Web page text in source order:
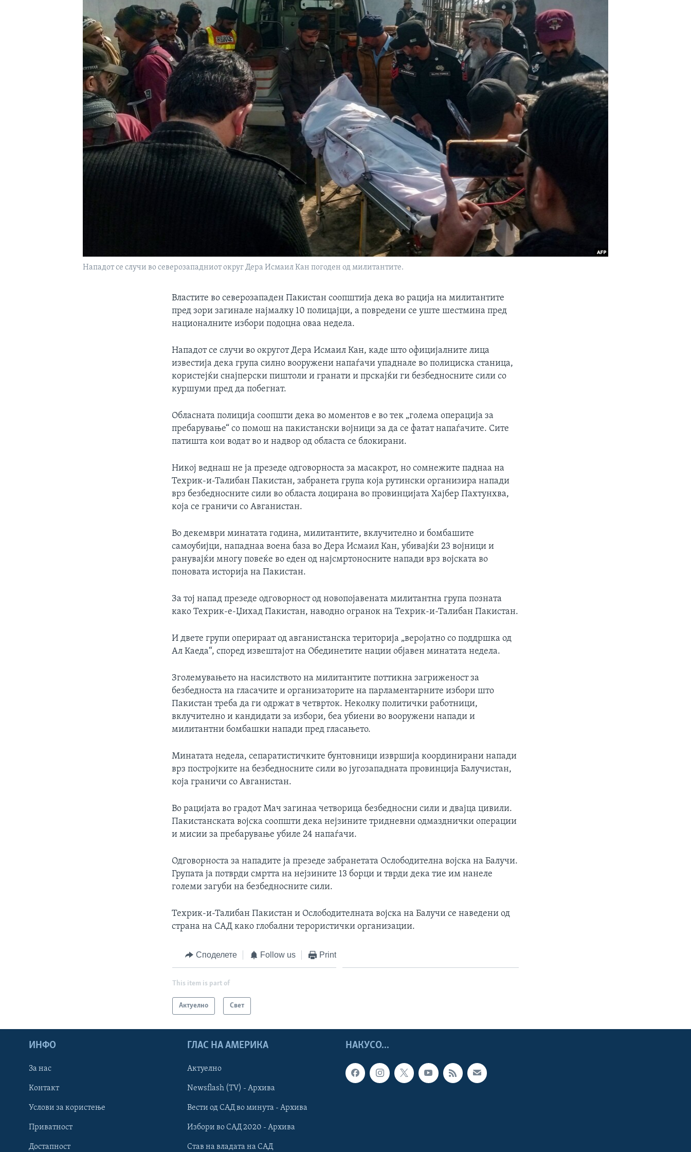
Learning English
НАКУСО...
Нападот се случи во северозападниот округ Дера Исмаил Кан погоден од милитантите.
Властите во северозападен Пакистан соопштија дека во рација на милитантите
пред зори загинале најмалку 10 полицајци, а повредени се уште шестмина пред
националните избори подоцна оваа недела.
Нападот се случи во округот Дера Исмаил Кан, каде што официјалните лица
известија дека група силно вооружени напаѓачи упаднале во полициска станица,
користејќи снајперски пиштоли и гранати и прскајќи ги безбедносните сили со
куршуми пред да побегнат.
Обласната полиција соопшти дека во моментов е во тек „голема операција за
пребарување“ со помош на пакистански војници за да се фатат напаѓачите. Сите
патишта кои водат во и надвор од областа се блокирани.
Никој веднаш не ја презеде одговорноста за масакрот, но сомнежите паднаа на
Техрик-и-Талибан Пакистан, забранета група која рутински организира напади
врз безбедносните сили во областа лоцирана во провинцијата Хајбер Пахтунхва,
која се граничи со Авганистан.
Во декември минатата година, милитантите, вклучително и бомбашите
самоубијци, нападнаа воена база во Дера Исмаил Кан, убивајќи 23 војници и
ранувајќи многу повеќе во еден од најсмртоносните напади врз војската во
поновата историја на Пакистан.
За тој напад презеде одговорност од новопојавената милитантна група позната
како Техрик-е-Џихад Пакистан, наводно огранок на Техрик-и-Талибан Пакистан.
И двете групи оперираат од авганистанска територија „веројатно со поддршка од
Ал Каеда“, според извештајот на Обединетите нации објавен минатата недела.
Зголемувањето на насилството на милитантите поттикна загриженост за
безбедноста на гласачите и организаторите на парламентарните избори што
Пакистан треба да ги одржат в четврток. Неколку политички работници,
вклучително и кандидати за избори, беа убиени во вооружени напади и
милитантни бомбашки напади пред гласањето.
Минатата недела, сепаратистичките бунтовници извршија координирани напади
врз постројките на безбедносните сили во југозападната провинција Балучистан,
која граничи со Авганистан.
Во рацијата во градот Мач загинаа четворица безбедносни сили и двајца цивили.
Пакистанската војска соопшти дека нејзините тридневни одмазднички операции
и мисии за пребарување убиле 24 напаѓачи.
Одговорноста за нападите ја презеде забранетата Ослободителна војска на Балучи.
Групата ја потврди смртта на нејзините 13 борци и тврди дека тие им нанеле
големи загуби на безбедносните сили.
Техрик-и-Талибан Пакистан и Ослободителната војска на Балучи се наведени од
страна на САД како глобални терористички организации.
Споделете Follow us Print
This item is part of
Актуелно Свет
НАКУСО...
ИНФО
За нас
Контакт
Услови за користење
Приватност
Достапност
ГЛАС НА АМЕРИКА
Актуелно
Newsflash (TV) - Архива
Вести од САД во минута - Архива
Избори во САД 2020 - Архива
Став на владата на САД